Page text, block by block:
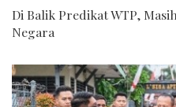
Di Balik Predikat WTP,
Negara